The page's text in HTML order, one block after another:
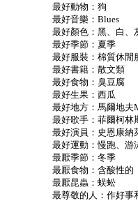
最好動物：狗
最好音樂：Blues
最好顏色：黑、白、
最好季節：夏季
最好服裝：棉質休閒
最好書籍：散文類
最好食物：臭豆腐
最好生果：西瓜
最好地方：馬爾地夫
最好歌手：菲爾柯林
最好演員：史恩康納
最好運動：慢跑、游
最厭季節：冬季
最厭食物：含酸性的
最厭昆蟲：蜈蚣
最尊敬的人：作好事